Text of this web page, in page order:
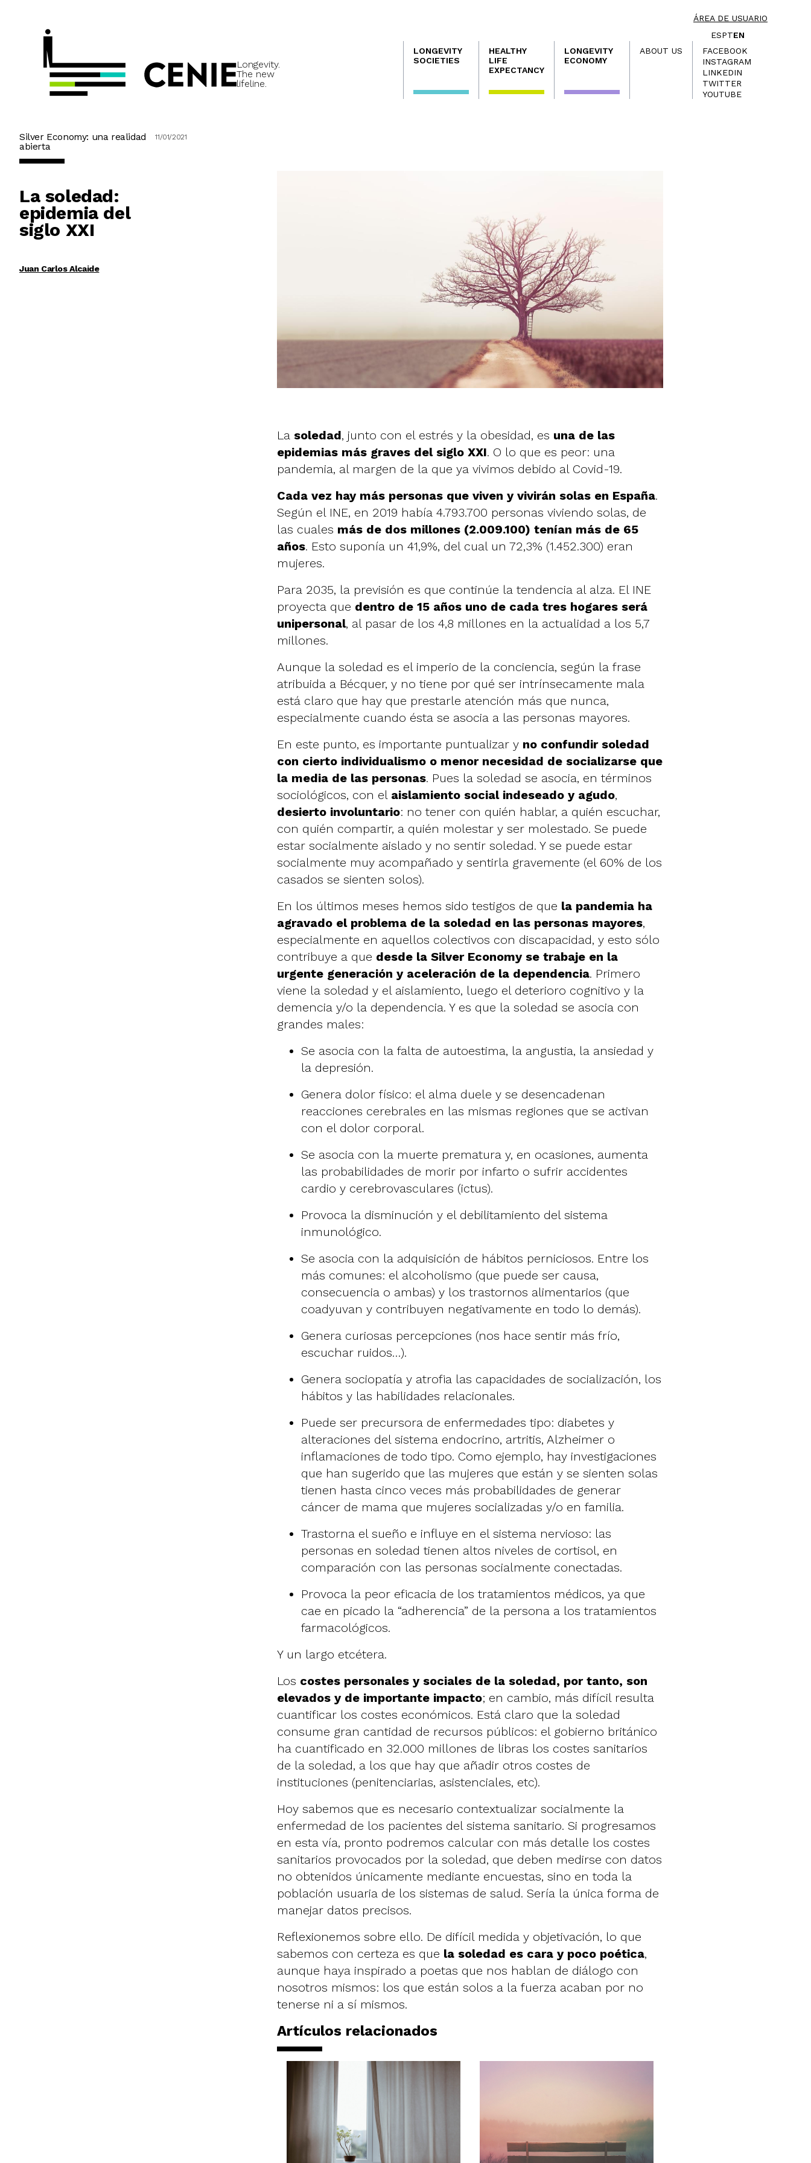
ÁREA DE USUARIO
Longevity.
The new
lifeline.
ESPTEN
Navegación
principal
LONGEVITY
SOCIETIES
HEALTHY
LIFE
EXPECTANCY
LONGEVITY
ECONOMY
ABOUT US
FACEBOOK
INSTAGRAM
LINKEDIN
TWITTER
YOUTUBE
Silver Economy: una realidad
abierta
11/01/2021
La soledad:
epidemia del
siglo XXI
Juan Carlos Alcaide
La soledad, junto con el estrés y la obesidad, es una de las
epidemias más graves del siglo XXI. O lo que es peor: una
pandemia, al margen de la que ya vivimos debido al Covid-19.
Cada vez hay más personas que viven y vivirán solas en España.
Según el INE, en 2019 había 4.793.700 personas viviendo solas, de
las cuales más de dos millones (2.009.100) tenían más de 65
años. Esto suponía un 41,9%, del cual un 72,3% (1.452.300) eran
mujeres.
Para 2035, la previsión es que continúe la tendencia al alza. El INE
proyecta que dentro de 15 años uno de cada tres hogares será
unipersonal, al pasar de los 4,8 millones en la actualidad a los 5,7
millones.
Aunque la soledad es el imperio de la conciencia, según la frase
atribuida a Bécquer, y no tiene por qué ser intrínsecamente mala
está claro que hay que prestarle atención más que nunca,
especialmente cuando ésta se asocia a las personas mayores.
En este punto, es importante puntualizar y no confundir soledad
con cierto individualismo o menor necesidad de socializarse que
la media de las personas. Pues la soledad se asocia, en términos
sociológicos, con el aislamiento social indeseado y agudo,
desierto involuntario: no tener con quién hablar, a quién escuchar,
con quién compartir, a quién molestar y ser molestado. Se puede
estar socialmente aislado y no sentir soledad. Y se puede estar
socialmente muy acompañado y sentirla gravemente (el 60% de los
casados se sienten solos).
En los últimos meses hemos sido testigos de que la pandemia ha
agravado el problema de la soledad en las personas mayores,
especialmente en aquellos colectivos con discapacidad, y esto sólo
contribuye a que desde la Silver Economyse trabaje en la
urgente generación y aceleración de la dependencia. Primero
viene la soledad y el aislamiento, luego el deterioro cognitivo y la
demencia y/o la dependencia. Y es que la soledad se asocia con
grandes males:
Se asocia con la falta de autoestima, la angustia, la ansiedad y
la depresión.
Genera dolor físico: el alma duele y se desencadenan
reacciones cerebrales en las mismas regiones que se activan
con el dolor corporal.
Se asocia con la muerte prematura y, en ocasiones, aumenta
las probabilidades de morir por infarto o sufrir accidentes
cardio y cerebrovasculares (ictus).
Provoca la disminución y el debilitamiento del sistema
inmunológico.
Se asocia con la adquisición de hábitos perniciosos. Entre los
más comunes: el alcoholismo (que puede ser causa,
consecuencia o ambas) y los trastornos alimentarios (que
coadyuvan y contribuyen negativamente en todo lo demás).
Genera curiosas percepciones (nos hace sentir más frío,
escuchar ruidos…).
Genera sociopatía y atrofia las capacidades de socialización, los
hábitos y las habilidades relacionales.
Puede ser precursora de enfermedades tipo: diabetes y
alteraciones del sistema endocrino, artritis, Alzheimero
inflamaciones de todo tipo. Como ejemplo, hay investigaciones
que han sugerido que las mujeres que están y se sienten solas
tienen hasta cinco veces más probabilidades de generar
cáncer de mama que mujeres socializadas y/o en familia.
Trastorna el sueño e influye en el sistema nervioso: las
personas en soledad tienen altos niveles de cortisol, en
comparación con las personas socialmente conectadas.
Provoca la peor eficacia de los tratamientos médicos, ya que
cae en picado la “adherencia” de la persona a los tratamientos
farmacológicos.
Y un largo etcétera.
Los costes personales y sociales de la soledad, por tanto, son
elevados y de importante impacto; en cambio, más difícil resulta
cuantificar los costes económicos. Está claro que la soledad
consume gran cantidad de recursos públicos: el gobierno británico
ha cuantificado en 32.000 millones de libras los costes sanitarios
de la soledad, a los que hay que añadir otros costes de
instituciones (penitenciarias, asistenciales, etc).
Hoy sabemos que es necesario contextualizar socialmente la
enfermedad de los pacientes del sistema sanitario. Si progresamos
en esta vía, pronto podremos calcular con más detalle los costes
sanitarios provocados por la soledad, que deben medirse con datos
no obtenidos únicamente mediante encuestas, sino en toda la
población usuaria de los sistemas de salud. Sería la única forma de
manejar datos precisos.
Reflexionemos sobre ello. De difícil medida y objetivación, lo que
sabemos con certeza es que la soledad es cara y poco poética,
aunque haya inspirado a poetas que nos hablan de diálogo con
nosotros mismos: los que están solos a la fuerza acaban por no
tenerse ni a sí mismos.
Artículos relacionados